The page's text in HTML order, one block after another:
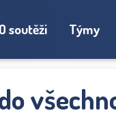
O soutěži Týmy